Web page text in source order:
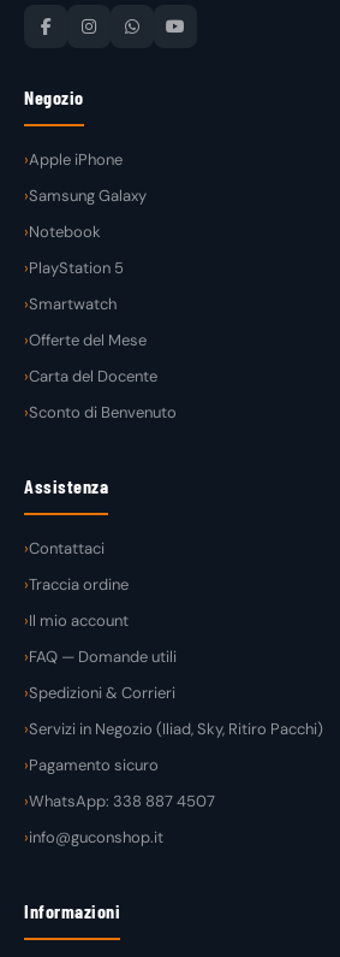
Negozio
Apple iPhone
Samsung Galaxy
Notebook
PlayStation 5
Smartwatch
Offerte del Mese
Carta del Docente
Sconto di Benvenuto
Assistenza
Contattaci
Traccia ordine
Il mio account
FAQ — Domande utili
Spedizioni & Corrieri
Servizi in Negozio (Iliad, Sky, Ritiro Pacchi)
Pagamento sicuro
WhatsApp: 338 887 4507
info@guconshop.it
Informazioni